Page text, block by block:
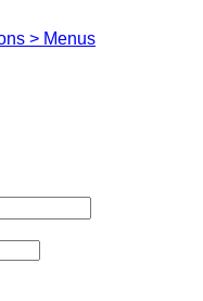
> Menus